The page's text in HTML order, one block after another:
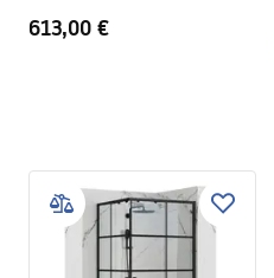
613,00 €